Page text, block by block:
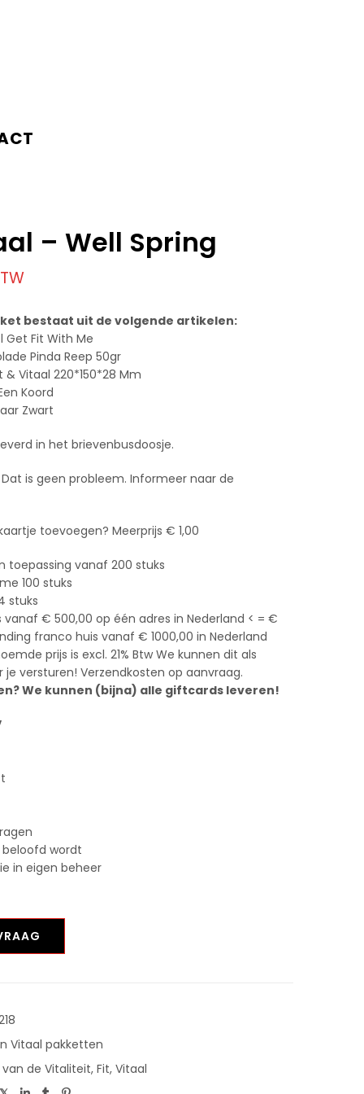
– Well Spring
bestaat uit de volgende artikelen:
Get Fit With Me
Pinda Reep 50gr
& Vitaal 220*150*28 Mm
Koord
Zwart
in het brievenbusdoosje.
is geen probleem. Informeer naar de
toevoegen? Meerprijs € 1,00
toepassing vanaf 200 stuks
100 stuks
stuks
vanaf € 500,00 op één adres in Nederland < = €
franco huis vanaf € 1000,00 in Nederland
prijs is excl. 21% Btw We kunnen dit als
je versturen! Verzendkosten op aanvraag.
We kunnen (bijna) alle giftcards leveren!
beloofd wordt
in eigen beheer
Vitaal pakketten
van de Vitaliteit, Fit, Vitaal